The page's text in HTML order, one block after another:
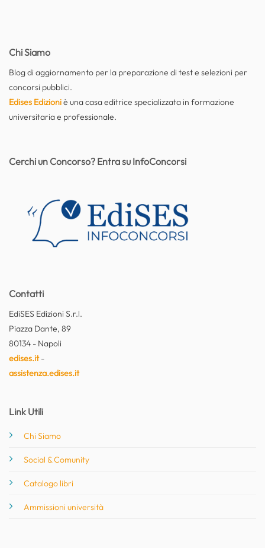
Chi Siamo
Blog di aggiornamento per la preparazione di test e selezioni per
concorsi pubblici.
Edises Edizioniè una casa editrice specializzata in formazione
universitaria e professionale.
Contatti
EdiSES Edizioni S.r.l.
Piazza Dante, 89
80134 - Napoli
edises.it-
assistenza.edises.it
Link Utili
Chi Siamo
Social & Comunity
Catalogo libri
Ammissioni università
Cerchi un Concorso? Entra su InfoConcorsi